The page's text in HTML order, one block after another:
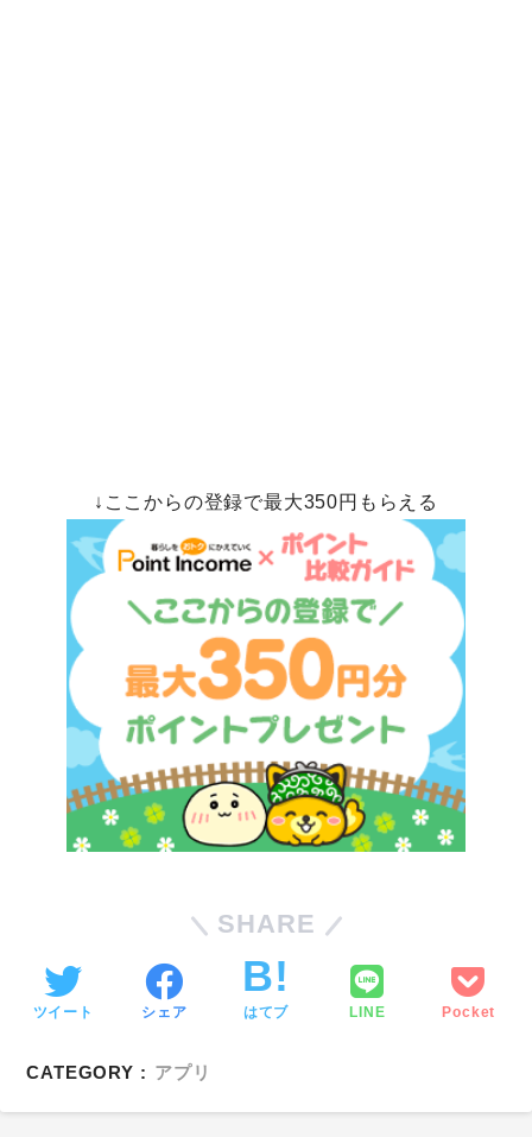
↓ここからの登録で最大350円もらえる
SHARE
ツイート シェア はてブ LINE Pocket
CATEGORY : アプリ